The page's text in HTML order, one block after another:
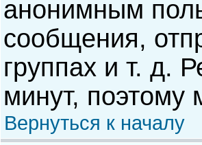
анонимным
сообщения,
группах и т. д.
минут, поэтому
Вернуться к началу